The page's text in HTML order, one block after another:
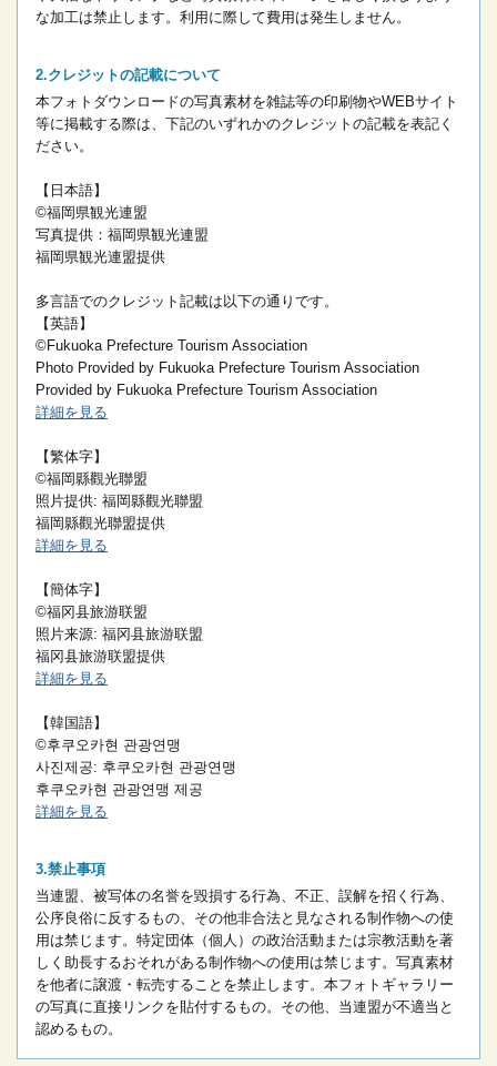
な加工は禁止します。 利用に際して費用は発生しません。
クレジットの記載について
本フォトダウンロードの写真素材を雑誌等の印刷物やWEBサイト
等に掲載する際は、下記のいずれかのクレジットの記載を表記く
ださい。
【日本語】
©福岡県観光連盟
写真提供：福岡県観光連盟
福岡県観光連盟提供
多言語でのクレジット記載は以下の通りです。
【英語】
©Fukuoka Prefecture Tourism Association
Photo Provided by Fukuoka Prefecture Tourism Association
Provided by Fukuoka Prefecture Tourism Association
詳細を見る
【繁体字】
©福岡縣觀光聯盟
照片提供: 福岡縣觀光聯盟
福岡縣觀光聯盟提供
詳細を見る
【簡体字】
©福冈县旅游联盟
照片来源: 福冈县旅游联盟
福冈县旅游联盟提供
詳細を見る
【韓国語】
©후쿠오카현 관광연맹
사진제공: 후쿠오카현 관광연맹
후쿠오카현 관광연맹 제공
詳細を見る
禁止事項
当連盟、被写体の名誉を毀損する行為、不正、誤解を招く行為、
公序良俗に反するもの、その他非合法と見なされる制作物への使
用は禁じます。 特定団体（個人）の政治活動または宗教活動を著
しく助長するおそれがある制作物への使用は禁じます。 写真素材
を他者に譲渡・転売することを禁止します。 本フォトギャラリー
の写真に直接リンクを貼付するもの。 その他、当連盟が不適当と
認めるもの。